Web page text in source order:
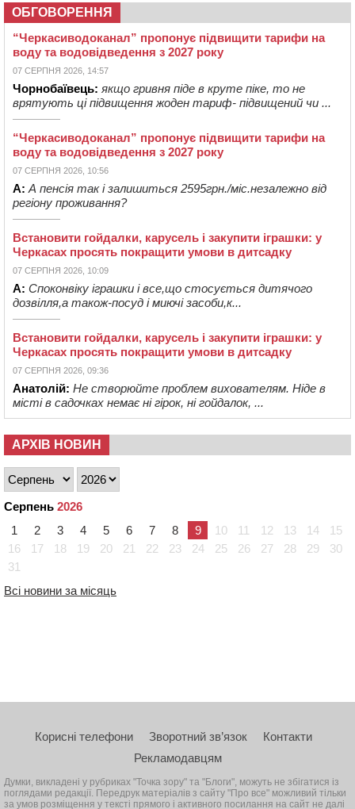
ОБГОВОРЕННЯ
“Черкасиводоканал” пропонує підвищити тарифи на
воду та водовідведення з 2027 року
07 СЕРПНЯ 2026, 14:57
Чорнобаївець: якщо гривня піде в круте піке, то не
врятують ці підвищення жоден тариф- підвищений чи ...
“Черкасиводоканал” пропонує підвищити тарифи на
воду та водовідведення з 2027 року
07 СЕРПНЯ 2026, 10:56
А: А пенсія так і залишиться 2595грн./міс.незалежно від
регіону проживання?
Встановити гойдалки, карусель і закупити іграшки: у
Черкасах просять покращити умови в дитсадку
07 СЕРПНЯ 2026, 10:09
А: Споконвіку іграшки і все,що стосується дитячого
дозвілля,а також-посуд і миючі засоби,к...
Встановити гойдалки, карусель і закупити іграшки: у
Черкасах просять покращити умови в дитсадку
07 СЕРПНЯ 2026, 09:36
Анатолій: Не створюйте проблем вихователям. Ніде в
місті в садочках немає ні гірок, ні гойдалок, ...
АРХІВ НОВИН
Серпень 2026
1
2 3 4 5 6 7 8 9 10 11 12 13 14
15
16
17 18 19 20 21 22 23 24 25 26 27 28 29
30
31
Всі новини за місяць
Корисні телефони Зворотний зв’язок
Контакти
Рекламодавцям
Думки, викладені у рубриках "Точка зору" та "Блоги", можуть не збігатися із
поглядами редакції. Передрук матеріалів з сайту "Про все" можливий тільки
за умов розміщення у тексті прямого і активного посилання на сайт не далі